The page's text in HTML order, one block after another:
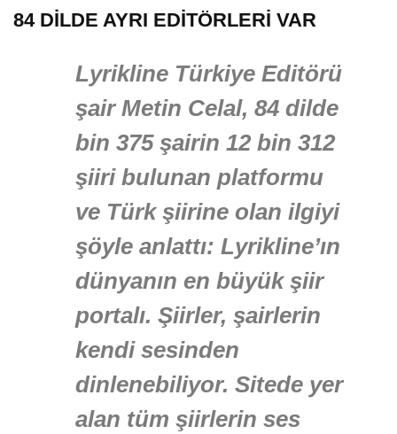
84 DİLDE AYRI EDİTÖRLERİ VAR
Lyrikline Türkiye Editörü
şair Metin Celal, 84 dilde
bin 375 şairin 12 bin 312
şiiri bulunan platformu
ve Türk şiirine olan ilgiyi
şöyle anlattı: Lyrikline’ın
dünyanın en büyük şiir
portalı. Şiirler, şairlerin
kendi sesinden
dinlenebiliyor. Sitede yer
alan tüm şiirlerin ses